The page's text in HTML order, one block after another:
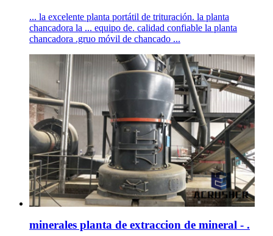
... la excelente planta portátil de trituración. la planta
chancadora la ... equipo de. calidad confiable la planta
chancadora .gruo móvil de chancado ...
minerales planta de extraccion de mineral - .